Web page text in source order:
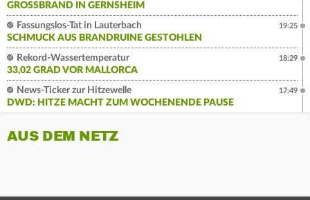
GROSSBRAND IN GERNSHEIM
Fassungslos-Tat in Lauterbach
SCHMUCK AUS BRANDRUINE GESTOHLEN
19:25
Rekord-Wassertemperatur
33,02 GRAD VOR MALLORCA
18:29
News-Ticker zur Hitzewelle
DWD: HITZE MACHT ZUM WOCHENENDE PAUSE
17:49
AUS DEM NETZ